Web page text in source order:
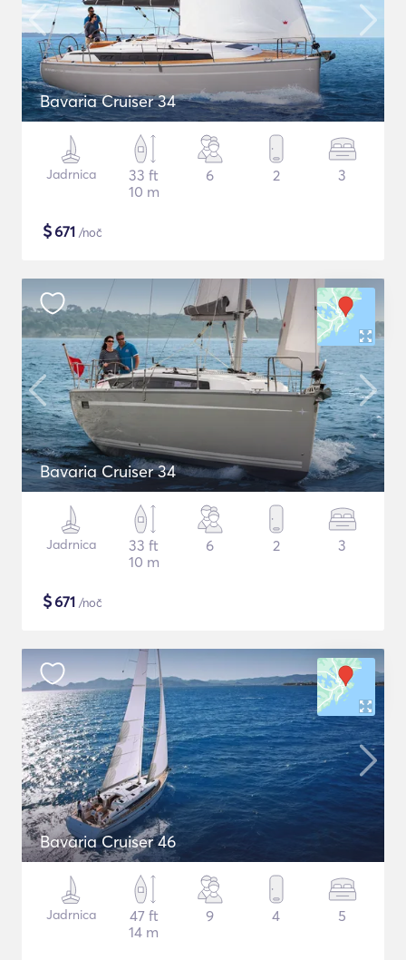
Bavaria Cruiser 34
Jadrnica
33 ft
10 m
6 2 3
$671 /noč
Bavaria Cruiser 34
Jadrnica
33 ft
10 m
6 2 3
$671 /noč
Bavaria Cruiser 46
Jadrnica
47 ft
14 m
9 4 5